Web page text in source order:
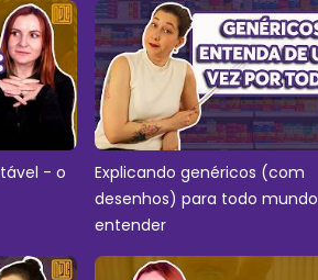
- o
Explicando genéricos (com
desenhos) para todo mundo
entender